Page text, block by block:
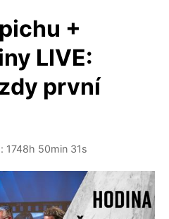
+
LIVE:
první
1748h 50min 31s